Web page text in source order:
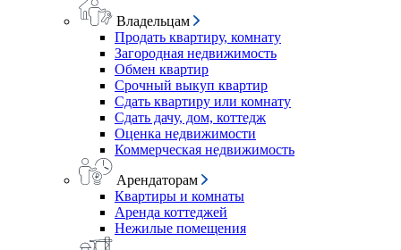
Владельцам
Продать квартиру, комнату
Загородная недвижимость
Обмен квартир
Срочный выкуп квартир
Сдать квартиру или комнату
Сдать дачу, дом, коттедж
Оценка недвижимости
Коммерческая недвижимость
Арендаторам
Квартиры и комнаты
Аренда коттеджей
Нежилые помещения